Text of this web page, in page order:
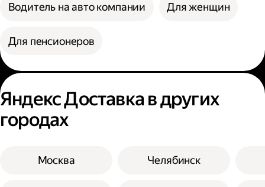
Водитель на авто компании Для женщин
Для пенсионеров
Яндекс Доставка в других
городах
Москва Челябинск